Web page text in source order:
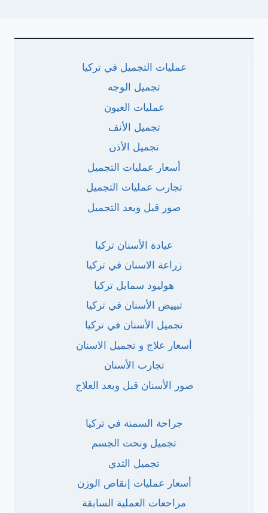
عمليات التجميل في تركيا
تجميل الوجه
عمليات العيون
تجميل الأنف
تجميل الأذن
أسعار عمليات التجميل
تجارب عمليات التجميل
صور قبل وبعد التجميل
عيادة الأسنان تركيا
زراعة الاسنان في تركيا
هوليود سمايل تركيا
تبييض الأسنان في تركيا
تجميل الأسنان في تركيا
أسعار علاج و تجميل الاسنان
تجارب الأسنان
صور الأسنان قبل وبعد العلاج
جراحة السمنة في تركيا
تجميل ونحت الجسم
تجميل الثدي
أسعار عمليات إنقاص الوزن
مراحعات العملية السابقة